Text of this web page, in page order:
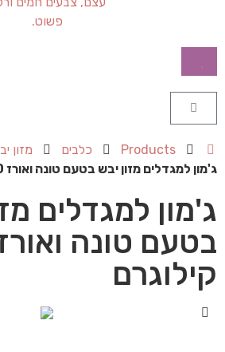
Products כלבים
מזון
ג'מון למגדלים מזון יבש בטעם טונה ואורז 20 קילוגרם
ג'מון למגדלים
קילוגרם